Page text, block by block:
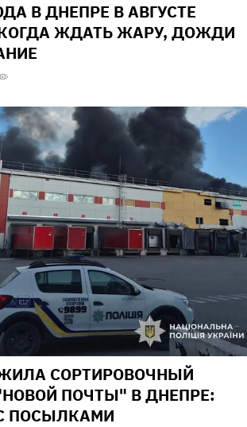
В ДНЕПРЕ В АВГУСТЕ
КОГДА ЖДАТЬ ЖАРУ, ДОЖДИ
СОРТИРОВОЧНЫЙ
ПОЧТЫ" В ДНЕПРЕ:
ПОСЫЛКАМИ